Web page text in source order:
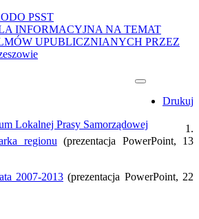
PSST
INFORMACYJNA NA TEMAT
UPUBLICZNIANYCH PRZEZ
Drukuj
1.
regionu (prezentacja PowerPoint, 13
2007-2013(prezentacja PowerPoint, 22